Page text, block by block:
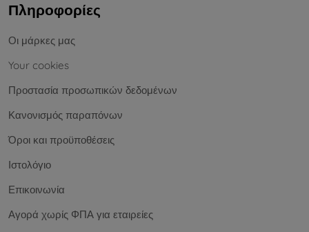
Πληροφορίες
Οι μάρκες μας
Your cookies
Προστασία προσωπικών δεδομένων
Κανονισμός παραπόνων
Όροι και προϋποθέσεις
Ιστολόγιο
Επικοινωνία
Αγορά χωρίς ΦΠΑ για εταιρείες